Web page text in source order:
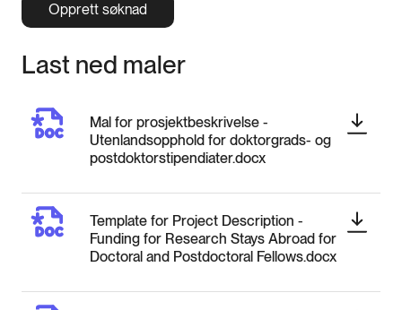
Opprett søknad
Last ned maler
Mal for prosjektbeskrivelse -
Utenlandsopphold for doktorgrads- og
postdoktorstipendiater.docx
Template for Project Description -
Funding for Research Stays Abroad for
Doctoral and Postdoctoral Fellows.docx